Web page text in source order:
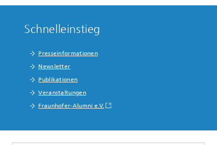
Schnelleinstieg
Presseinformationen
Newsletter
Publikationen
Veranstaltungen
Fraunhofer-Alumni e.V.